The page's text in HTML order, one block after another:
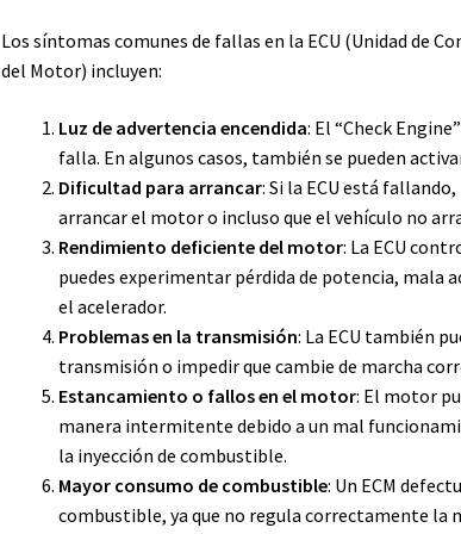
Los síntomas comunes de fallas en la ECU (Unidad de
del Motor) incluyen:
Luz de advertencia encendida: El “Check
falla. En algunos casos, también se pueden
Dificultad para arrancar: Si la ECU está
arrancar el motor o incluso que el vehículo no
Rendimiento deficiente del motor: La ECU
puedes experimentar pérdida de potencia, mala
el acelerador.
Problemas en la transmisión: La ECU también
transmisión o impedir que cambie de marcha
Estancamiento o fallos en el motor: El motor
manera intermitente debido a un mal
la inyección de combustible.
Mayor consumo de combustible: Un ECM
combustible, ya que no regula correctamente la